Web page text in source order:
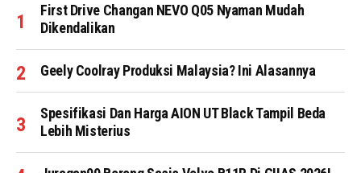
First Drive Changan NEVO Q05 Nyaman Mudah
Dikendalikan
Geely Coolray Produksi Malaysia? Ini Alasannya
Spesifikasi Dan Harga AION UT Black Tampil Beda
Lebih Misterius